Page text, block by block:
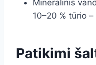
Mineralinis
10–20 % tūrio
Patikimi